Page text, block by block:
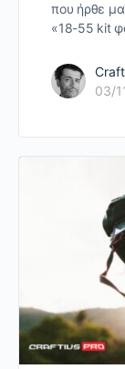
που ήρθε
«18-55 kit
03/